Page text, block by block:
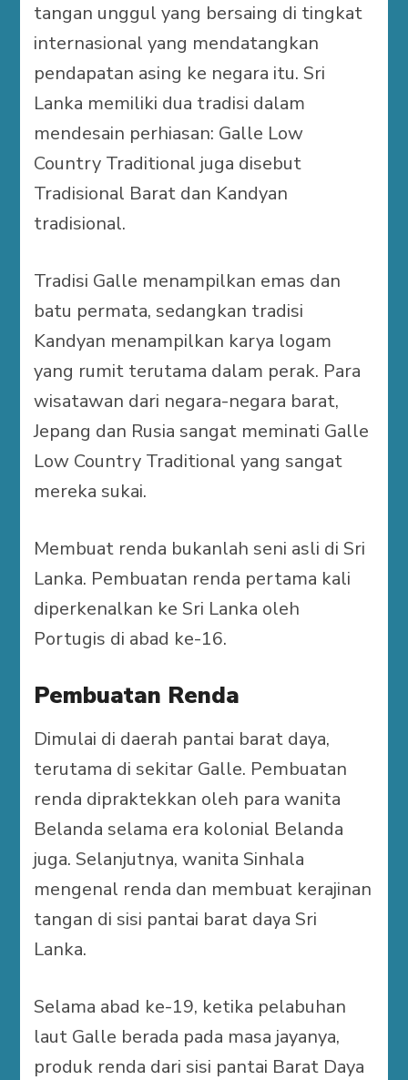
tangan unggul yang bersaing di tingkat
internasional yang mendatangkan
pendapatan asing ke negara itu. Sri
Lanka memiliki dua tradisi dalam
mendesain perhiasan: Galle Low
Country Traditional juga disebut
Tradisional Barat dan Kandyan
tradisional.
Tradisi Galle menampilkan emas dan
batu permata, sedangkan tradisi
Kandyan menampilkan karya logam
yang rumit terutama dalam perak. Para
wisatawan dari negara-negara barat,
Jepang dan Rusia sangat meminati Galle
Low Country Traditional yang sangat
mereka sukai.
Membuat renda bukanlah seni asli di Sri
Lanka. Pembuatan renda pertama kali
diperkenalkan ke Sri Lanka oleh
Portugis di abad ke-16.
Pembuatan Renda
Dimulai di daerah pantai barat daya,
terutama di sekitar Galle. Pembuatan
renda dipraktekkan oleh para wanita
Belanda selama era kolonial Belanda
juga. Selanjutnya, wanita Sinhala
mengenal renda dan membuat kerajinan
tangan di sisi pantai barat daya Sri
Lanka.
Selama abad ke-19, ketika pelabuhan
laut Galle berada pada masa jayanya,
produk renda dari sisi pantai Barat Daya